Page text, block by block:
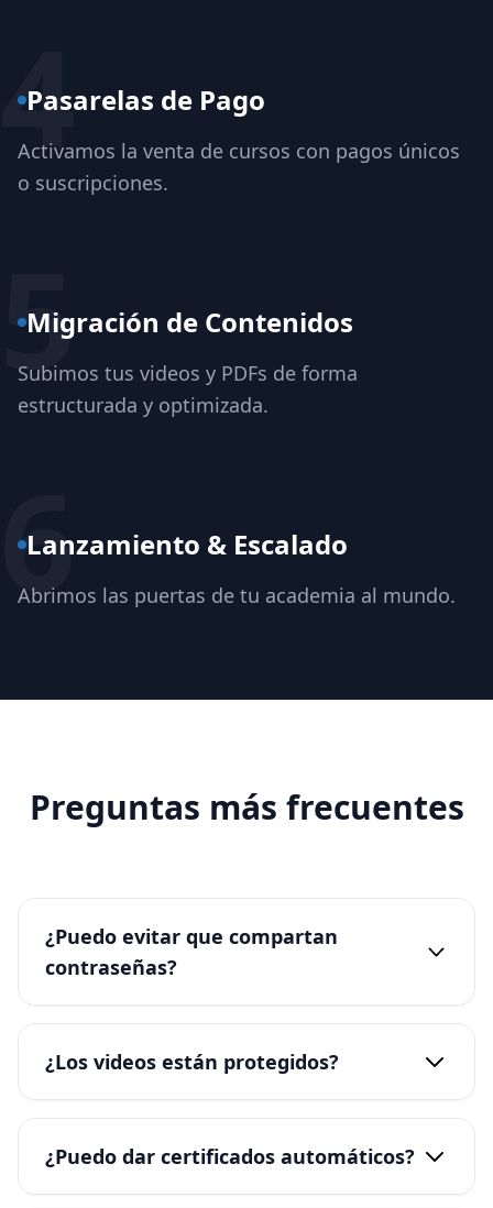
4
Pasarelas de Pago
Activamos la venta de cursos con pagos únicos
o suscripciones.
5
Migración de Contenidos
Subimos tus videos y PDFs de forma
estructurada y optimizada.
6
Lanzamiento & Escalado
Abrimos las puertas de tu academia al mundo.
Preguntas más frecuentes
¿Puedo evitar que compartan
contraseñas?
¿Los videos están protegidos?
¿Puedo dar certificados automáticos?